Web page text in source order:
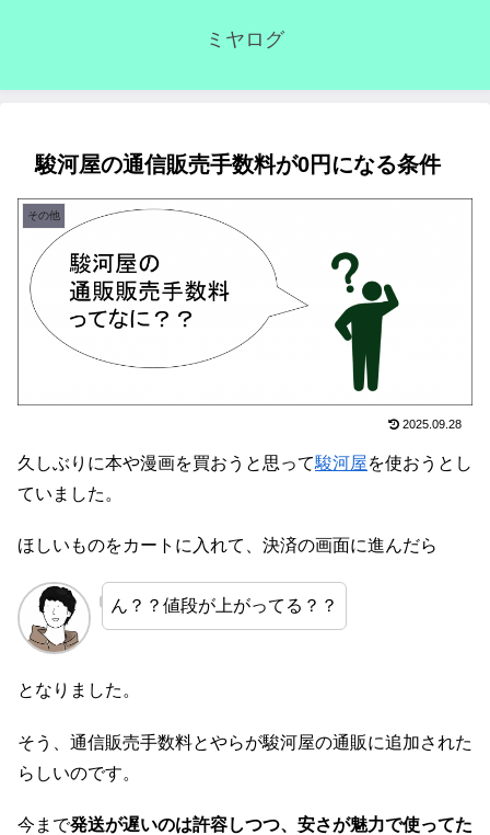
ミヤログ
駿河屋の通信販売手数料が0円になる条件
その他
2025.09.28
久しぶりに本や漫画を買おうと思って駿河屋を使おうとし
ていました。
ほしいものをカートに入れて、決済の画面に進んだら
ん？？値段が上がってる？？
となりました。
そう、通信販売手数料とやらが駿河屋の通販に追加された
らしいのです。
今まで発送が遅いのは許容しつつ、安さが魅力で使ってた